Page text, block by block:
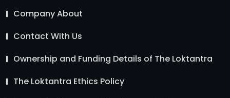
Company About
Contact With Us
Ownership and Funding Details of The Loktantra
The Loktantra Ethics Policy